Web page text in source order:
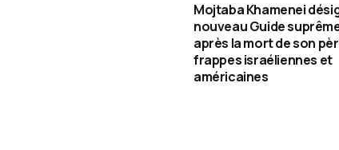
Mojtaba Khamenei
nouveau Guide
après la mort de son
frappes israéliennes et
américaines